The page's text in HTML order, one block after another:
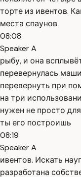
торте из ивентов.
места спаунов
08:08
Speaker A
рыбу, и она
перевернулась
перевернуть при
на три
нужен не просто
ты его построишь
08:19
Speaker A
ивентов. Искать
разработана